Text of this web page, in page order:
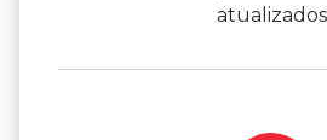
atualizados